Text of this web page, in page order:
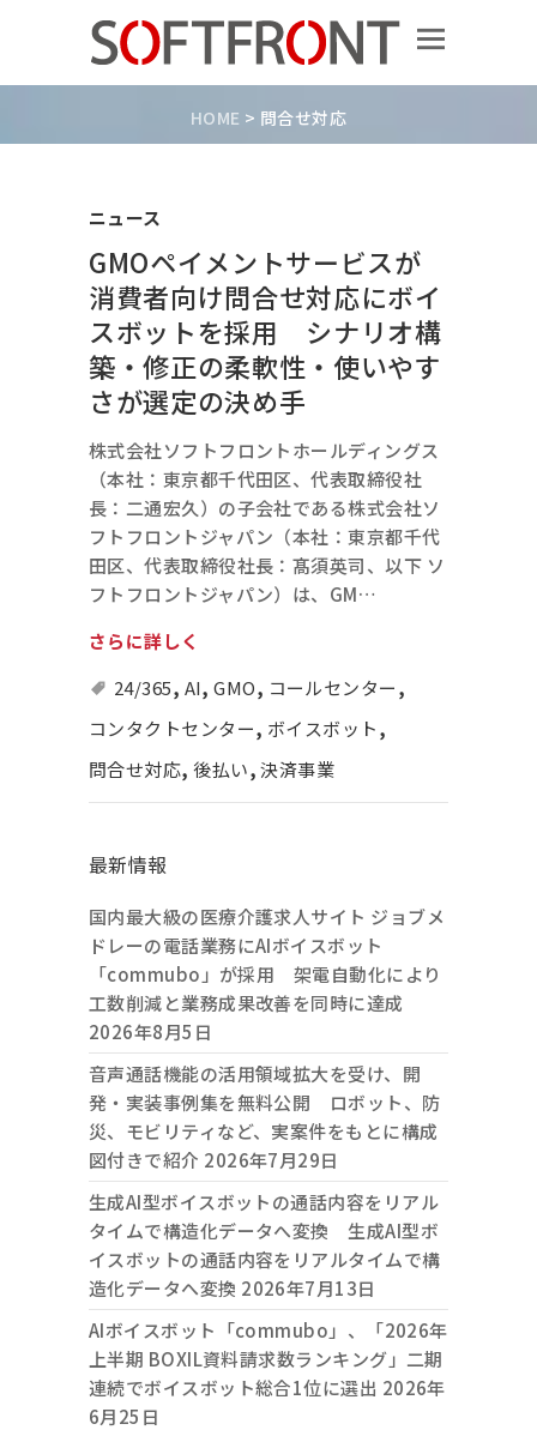
HOME > 問合せ対応
ニュース
GMOペイメントサービスが
消費者向け問合せ対応にボイ
スボットを採用 シナリオ構
築・修正の柔軟性・使いやす
さが選定の決め手
株式会社ソフトフロントホールディングス
（本社：東京都千代田区、代表取締役社
長：二通宏久）の子会社である株式会社ソ
フトフロントジャパン（本社：東京都千代
田区、代表取締役社長：髙須英司、以下 ソ
フトフロントジャパン）は、GM…
さらに詳しく
24/365, AI,GMO, コールセンター,
コンタクトセンター, ボイスボット,
問合せ対応,後払い,決済事業
最新情報
国内最大級の医療介護求人サイト ジョブメ
ドレーの電話業務にAIボイスボット
「commubo」が採用 架電自動化により
工数削減と業務成果改善を同時に達成
2026年8月5日
音声通話機能の活用領域拡大を受け、開
発・実装事例集を無料公開 ロボット、防
災、モビリティなど、実案件をもとに構成
図付きで紹介 2026年7月29日
生成AI型ボイスボットの通話内容をリアル
タイムで構造化データへ変換 生成AI型ボ
イスボットの通話内容をリアルタイムで構
造化データへ変換 2026年7月13日
AIボイスボット「commubo」、「2026年
上半期 BOXIL資料請求数ランキング」二期
連続でボイスボット総合1位に選出 2026年
6月25日